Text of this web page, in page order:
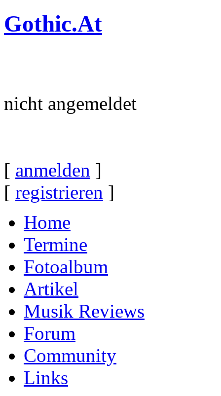
Gothic.At
nicht angemeldet
[ anmelden ]
[ registrieren ]
Home
Termine
Fotoalbum
Artikel
Musik Reviews
Forum
Community
Links